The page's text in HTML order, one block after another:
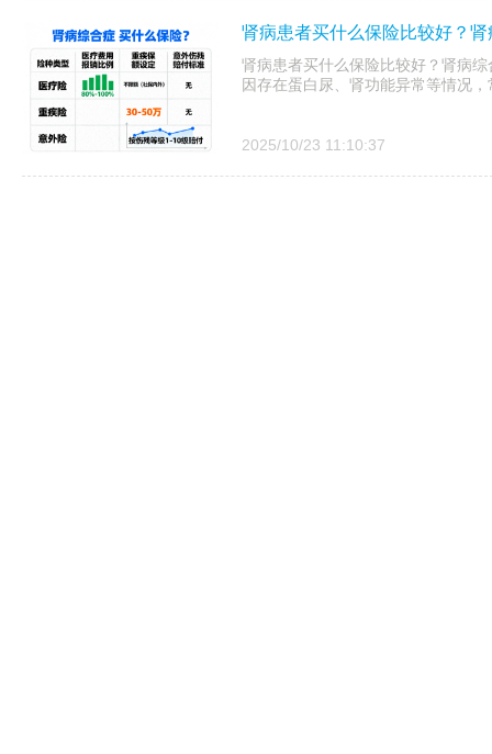
肾病患者买什么保险比较好？
肾病患者买什么保险比较好？肾病
因存在蛋白尿、肾功能异常等情况
2025/10/23 11:10:37